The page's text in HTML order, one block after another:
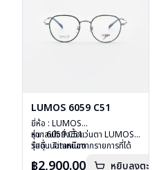
LUMOS 6059 C51
ยี่ห้อ : LUMOS
รุ่น : 6059 C51
วัสดุ : Titanium
หากสนใจสั่งชื้อแว่นตา LUMOS
รุ่นอื่นนอกเหนือจากรายการที่ได้
฿2,900.00 หยิบลงตะกร้า